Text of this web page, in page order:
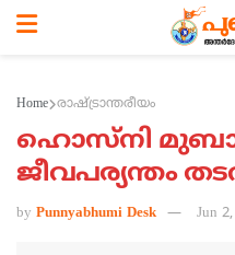
Home രാഷ്ട്രാന്തരീയം
ഹൊസ്‌നി
ജീവപര്യന്തം
by Punnyabhumi Desk Jun